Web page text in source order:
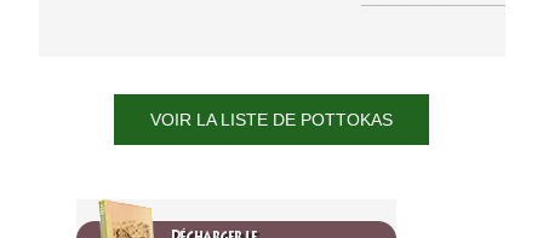
VOIR LA LISTE DE POTTOKAS